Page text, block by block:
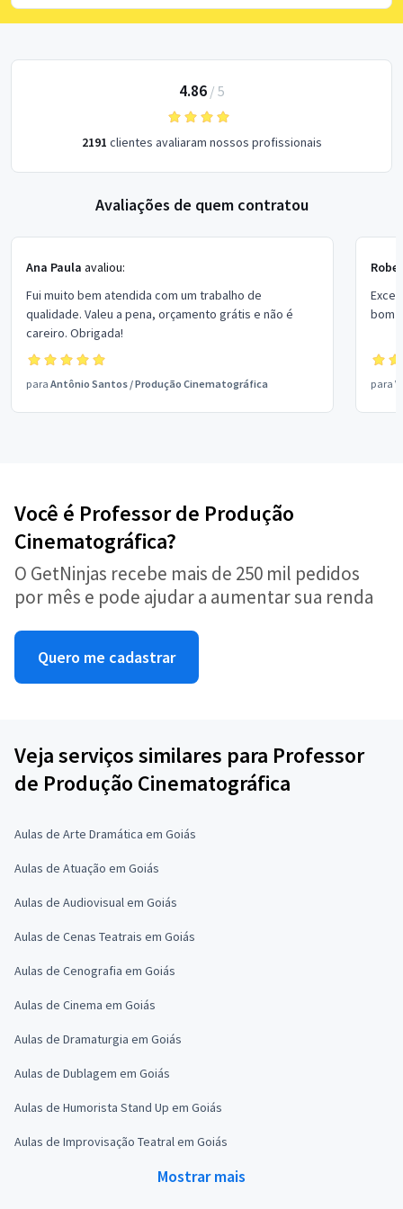
4.86/ 5
2191 clientes avaliaram nossos profissionais
Avaliações de quem contratou
Ana Paula avaliou:
Fui muito bem atendida com um trabalho de
qualidade. Valeu a pena, orçamento grátis e não é
careiro. Obrigada!
para Antônio Santos /Produção Cinematográfica
bom
para
Você é Professor de Produção
Cinematográfica?
O GetNinjas recebe mais de 250 mil pedidos
por mês e pode ajudar a aumentar sua renda
Quero me cadastrar
Veja serviços similares para Professor
de Produção Cinematográfica
Aulas de Arte Dramática em Goiás
Aulas de Atuação em Goiás
Aulas de Audiovisual em Goiás
Aulas de Cenas Teatrais em Goiás
Aulas de Cenografia em Goiás
Aulas de Cinema em Goiás
Aulas de Dramaturgia em Goiás
Aulas de Dublagem em Goiás
Aulas de Humorista Stand Up em Goiás
Aulas de Improvisação Teatral em Goiás
Mostrar mais